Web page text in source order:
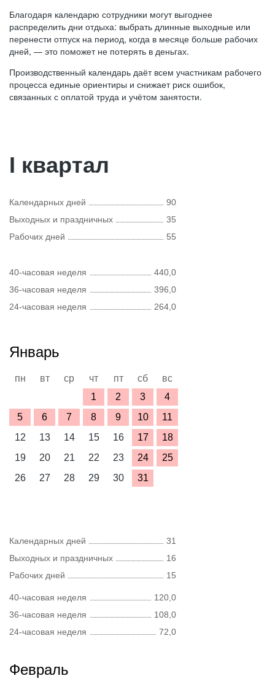
Благодаря календарю сотрудники могут выгоднее
распределить дни отдыха: выбрать длинные выходные или
перенести отпуск на период, когда в месяце больше рабочих
дней, — это поможет не потерять в деньгах.
Производственный календарь даёт всем участникам рабочего
процесса единые ориентиры и снижает риск ошибок,
связанных с оплатой труда и учётом занятости.
I квартал
Календарных дней
90
Выходных и праздничных
35
Рабочих дней
55
40-часовая неделя
440,0
36-часовая неделя
396,0
24-часовая неделя
264,0
Январь
пн вт ср чт пт сб
вс
1
2 3
4
5
6 7 8 9 10
11
12
13 14 15 16 17
18
19
20 21 22 23 24
25
26
27 28 29 30 31
Календарных дней
31
Выходных и праздничных
16
Рабочих дней
15
40-часовая неделя
120,0
36-часовая неделя
108,0
24-часовая неделя
72,0
Февраль